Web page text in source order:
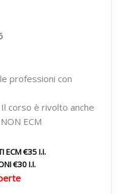
professioni con
Il corso è rivolto anche
ECM
ECM €35 I.I.
€30 I.I.